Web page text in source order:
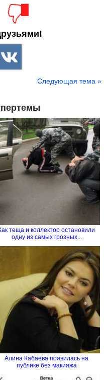
Следующая тема »
теща и коллектор остановили
одну из самых грозных...
Алина Кабаева появилась на
публике без макияжа